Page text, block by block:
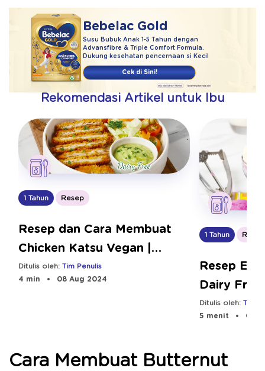
Bebelac Gold
Susu Bubuk Anak 1-5 Tahun dengan
Advansfibre & Triple Comfort Formula.
Dukung kesehatan pencernaan si Kecil
Cek di Sini!
Rekomendasi Artikel untuk Ibu
1 Tahun Resep
Resep dan Cara Membuat
Chicken Katsu Vegan |
Bebeclub
Ditulis oleh: Tim Penulis
4 min
08 Aug 2024
1 Tahun Resep
Resep Es
Dairy Free
Ditulis oleh: Tim
5 menit
08
Cara Membuat Butternut